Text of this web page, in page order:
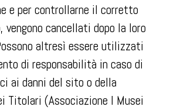
e per controllarne il corretto
vengono cancellati dopo la loro
altresì essere utilizzati
di responsabilità in caso di
ai danni del sito o della
Titolari (Associazione I Musei